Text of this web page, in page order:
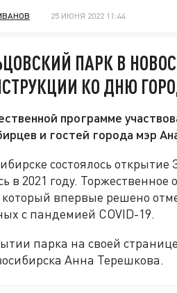
25 ИЮНЯ 2022 11:44
ПАРК В
КО ДНЮ
программе
и гостей города мэр
состоялось
в 2021 году.
который впервые решено
с пандемией COVID-19.
парка на своей
Анна Терешкова.